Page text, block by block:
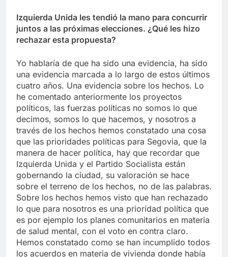
Izquierda Unida les tendió la mano para concurrir
juntos a las próximas elecciones. ¿Qué les hizo
rechazar esta propuesta?
Yo hablaría de que ha sido una evidencia, ha sido
una evidencia marcada a lo largo de estos últimos
cuatro años. Una evidencia sobre los hechos. Lo
he comentado anteriormente los proyectos
políticos, las fuerzas políticas no somos lo que
decimos, somos lo que hacemos, y nosotros a
través de los hechos hemos constatado una cosa
que las prioridades políticas para Segovia, que la
manera de hacer política, hay que recordar que
Izquierda Unida y el Partido Socialista están
gobernando la ciudad, su valoración se hace
sobre el terreno de los hechos, no de las palabras.
Sobre los hechos hemos visto que han rechazado
lo que para nosotros es una prioridad política que
es por ejemplo los planes comunitarios en materia
de salud mental, con el voto en contra claro.
Hemos constatado como se han incumplido todos
los acuerdos en materia de vivienda donde había